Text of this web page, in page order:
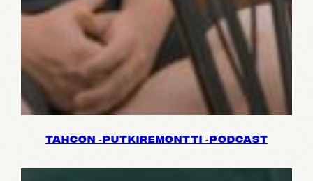
TAHCON ‑PUTKI­RE­MONTTI ‑PODCAST